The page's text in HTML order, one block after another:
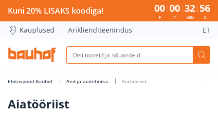
Aiatööriist - Bauhof has loaded
Kuni 20% LISAKS koodiga! 00
P
00
T
32
MIN
55
S
Kauplused Äriklienditeenindus ET
Ehituspood Bauhof Aed ja aiatehnika Aiatööriist
Aiatööriist